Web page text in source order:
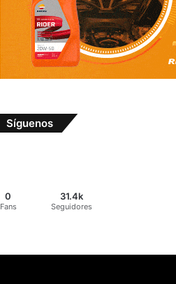
Síguenos
0
Fans
31.4k
Seguidores